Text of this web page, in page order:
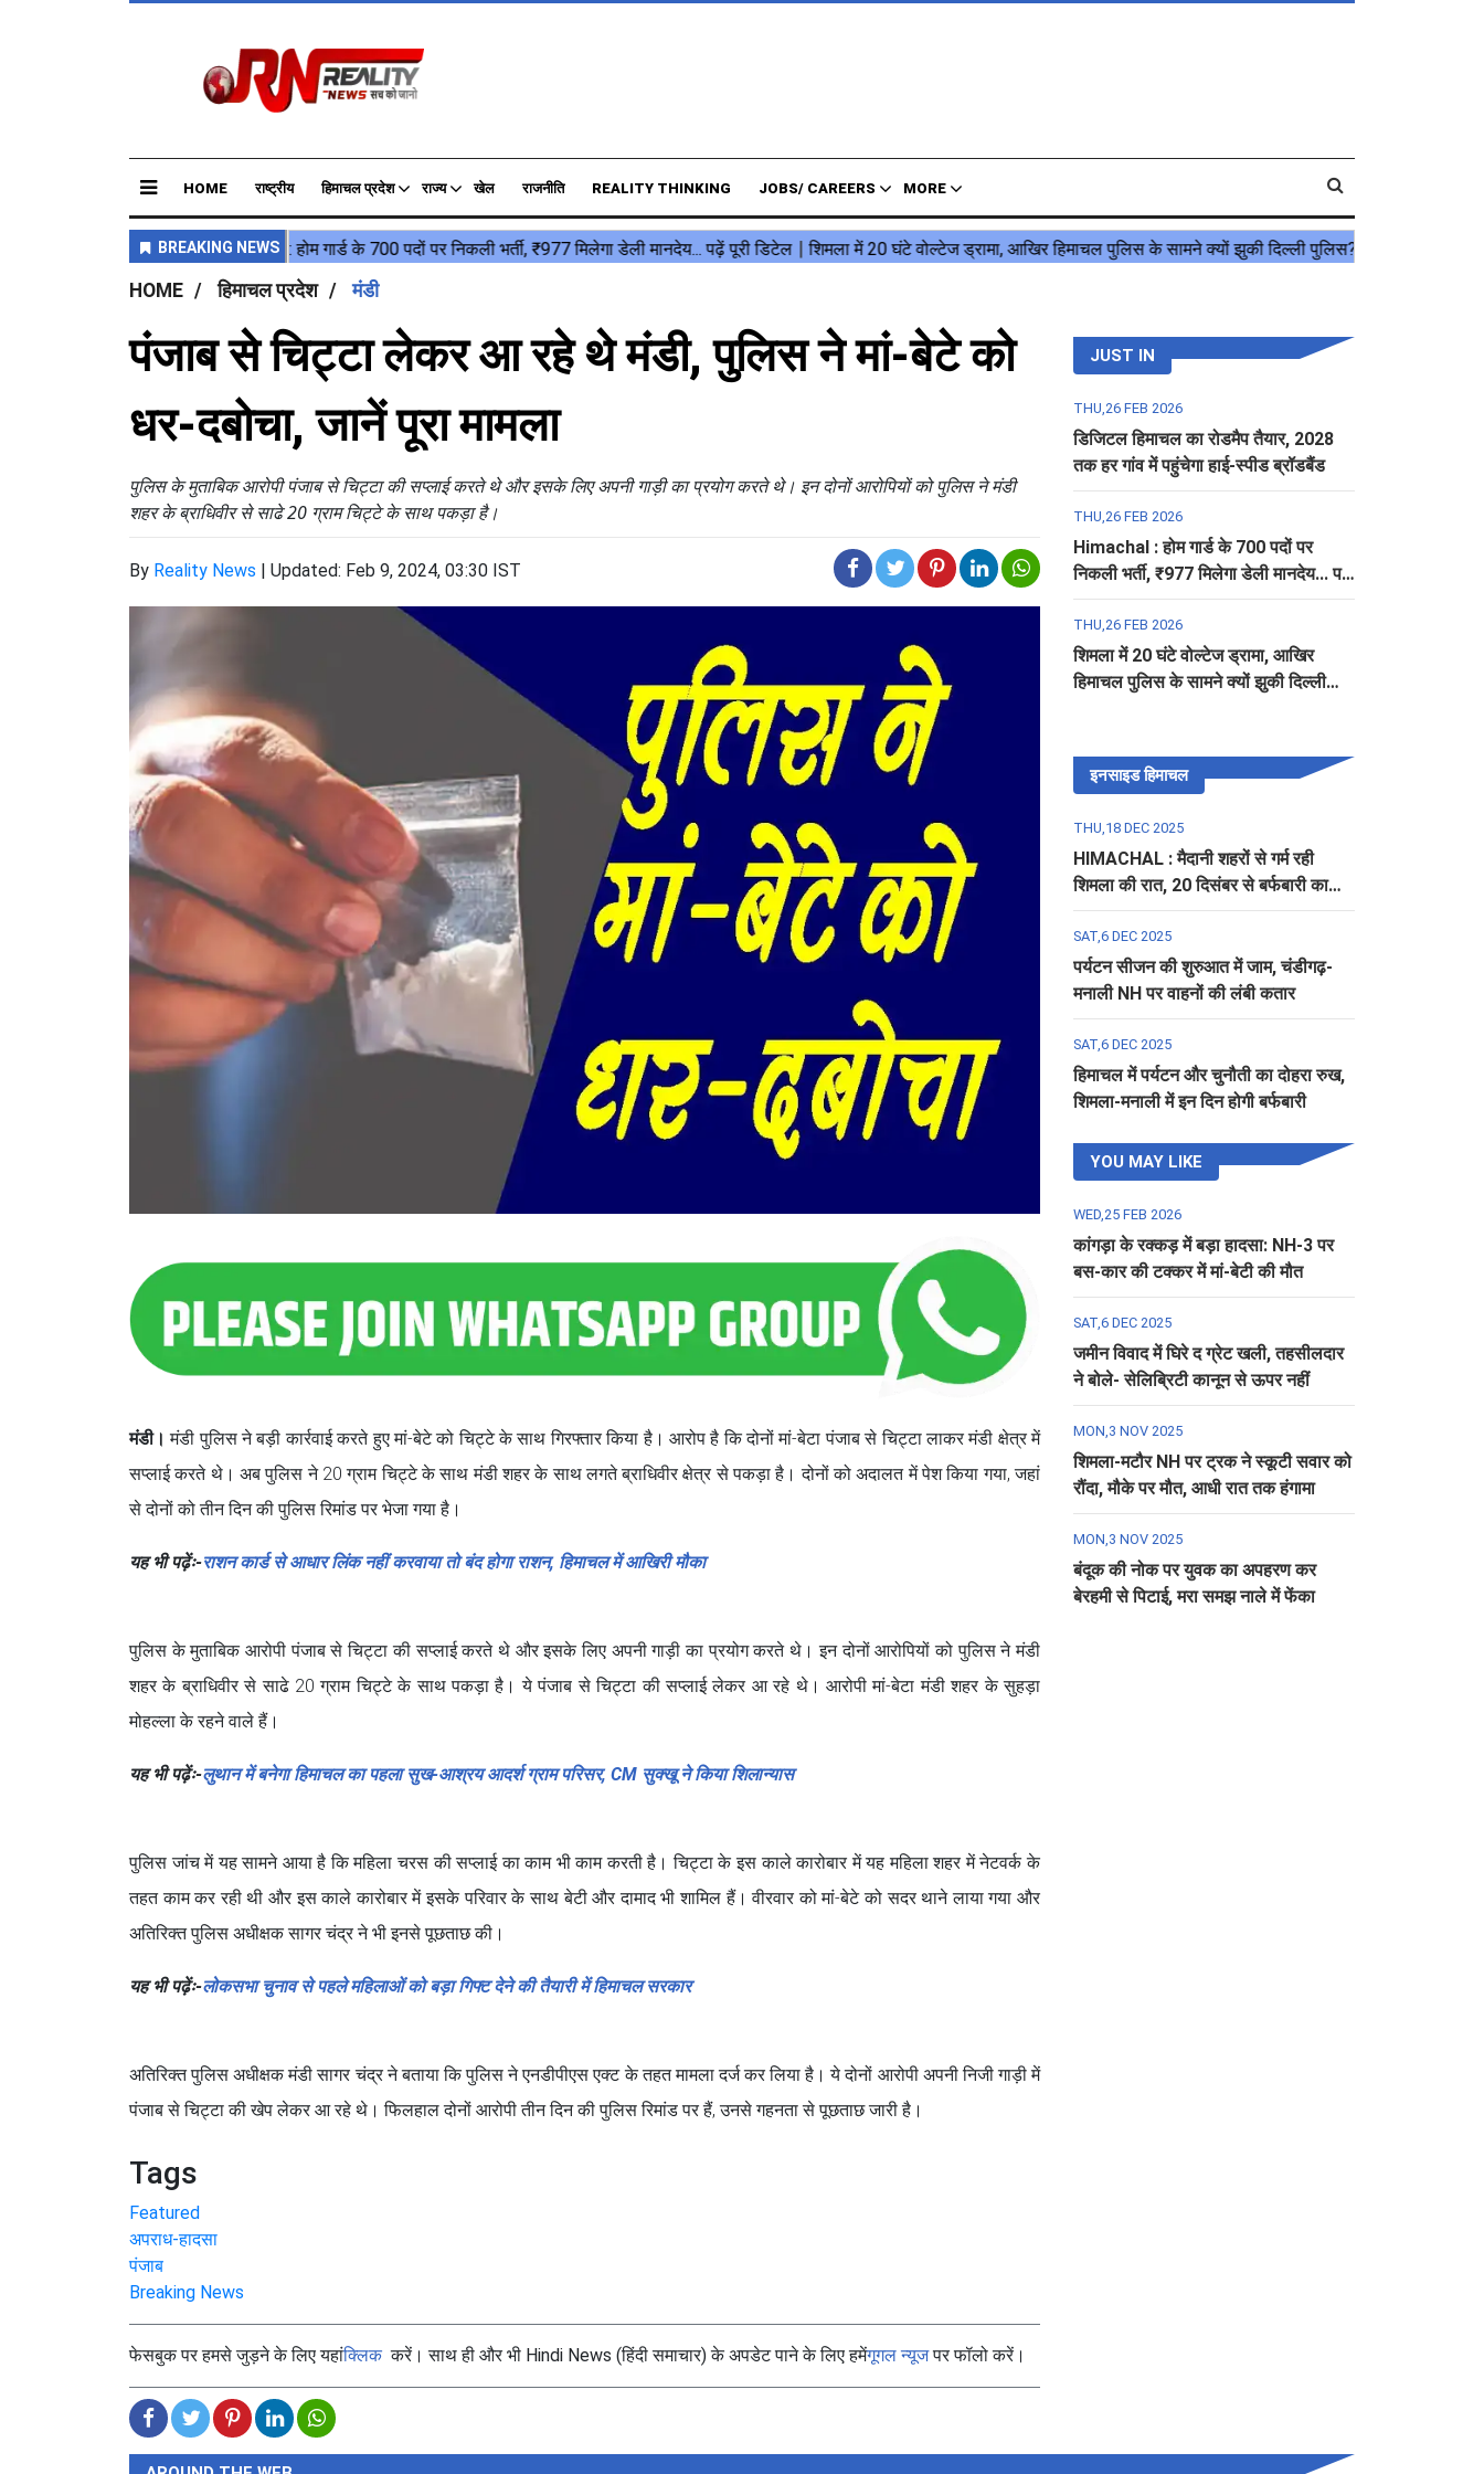
HOME राष्ट्रीय हिमाचल प्रदेश राज्य खेल राजनीति REALITY THINKING JOBS/ CAREERS MORE
HOME हिमाचल प्रदेश मंडी
पंजाब से चिट्टा लेकर आ रहे थे मंडी, पुलिस ने मां-बेटे को
धर-दबोचा, जानें पूरा मामला
पुलिस के मुताबिक आरोपी पंजाब से चिट्टा की सप्लाई करते थे और इसके लिए अपनी गाड़ी का प्रयोग करते थे। इन दोनों आरोपियों को पुलिस ने मंडी
शहर के ब्राधिवीर से साढे 20 ग्राम चिट्टे के साथ पकड़ा है।
By Reality News | Updated: Feb 9, 2024, 03:30 IST
मंडी। मंडी पुलिस ने बड़ी कार्रवाई करते हुए मां-बेटे को चिट्टे के साथ गिरफ्तार किया है। आरोप है कि दोनों मां-बेटा पंजाब से चिट्टा लाकर मंडी क्षेत्र में
सप्लाई करते थे। अब पुलिस ने 20 ग्राम चिट्टे के साथ मंडी शहर के साथ लगते ब्राधिवीर क्षेत्र से पकड़ा है। दोनों को अदालत में पेश किया गया, जहां
से दोनों को तीन दिन की पुलिस रिमांड पर भेजा गया है।
यह भी पढ़ेंः-राशन कार्ड से आधार लिंक नहीं करवाया तो बंद होगा राशन, हिमाचल में आखिरी मौका
पुलिस के मुताबिक आरोपी पंजाब से चिट्टा की सप्लाई करते थे और इसके लिए अपनी गाड़ी का प्रयोग करते थे। इन दोनों आरोपियों को पुलिस ने मंडी
शहर के ब्राधिवीर से साढे 20 ग्राम चिट्टे के साथ पकड़ा है। ये पंजाब से चिट्टा की सप्लाई लेकर आ रहे थे। आरोपी मां-बेटा मंडी शहर के सुहड़ा
मोहल्ला के रहने वाले हैं।
यह भी पढ़ेंः-लुथान में बनेगा हिमाचल का पहला सुख-आश्रय आदर्श ग्राम परिसर, CM सुक्खू ने किया शिलान्यास
पुलिस जांच में यह सामने आया है कि महिला चरस की सप्लाई का काम भी काम करती है। चिट्टा के इस काले कारोबार में यह महिला शहर में नेटवर्क के
तहत काम कर रही थी और इस काले कारोबार में इसके परिवार के साथ बेटी और दामाद भी शामिल हैं। वीरवार को मां-बेटे को सदर थाने लाया गया और
अतिरिक्त पुलिस अधीक्षक सागर चंद्र ने भी इनसे पूछताछ की।
यह भी पढ़ेंः-लोकसभा चुनाव से पहले महिलाओं को बड़ा गिफ्ट देने की तैयारी में हिमाचल सरकार
अतिरिक्त पुलिस अधीक्षक मंडी सागर चंद्र ने बताया कि पुलिस ने एनडीपीएस एक्ट के तहत मामला दर्ज कर लिया है। ये दोनों आरोपी अपनी निजी गाड़ी में
पंजाब से चिट्टा की खेप लेकर आ रहे थे। फिलहाल दोनों आरोपी तीन दिन की पुलिस रिमांड पर हैं, उनसे गहनता से पूछताछ जारी है।
Tags
Featured
अपराध-हादसा
पंजाब
Breaking News
फेसबुक पर हमसे जुड़ने के लिए यहांक्लिककरें। साथ ही और भी Hindi News (हिंदी समाचार) के अपडेट पाने के लिए हमेंगूगल न्यूजपर फॉलो करें।
JUST IN
THU,26 FEB 2026
डिजिटल हिमाचल का रोडमैप तैयार, 2028
तक हर गांव में पहुंचेगा हाई-स्पीड ब्रॉडबैंड
THU,26 FEB 2026
Himachal : होम गार्ड के 700 पदों पर
निकली भर्ती, ₹977 मिलेगा डेली मानदेय... पढ़ें
पूरी डिटेल
THU,26 FEB 2026
शिमला में 20 घंटे वोल्टेज ड्रामा, आखिर
हिमाचल पुलिस के सामने क्यों झुकी दिल्ली
इनसाइड हिमाचल
THU,18 DEC 2025
HIMACHAL : मैदानी शहरों से गर्म रही
शिमला की रात, 20 दिसंबर से बर्फबारी का
अलर्ट
SAT,6 DEC 2025
पर्यटन सीजन की शुरुआत में जाम, चंडीगढ़-
मनाली NH पर वाहनों की लंबी कतार
SAT,6 DEC 2025
हिमाचल में पर्यटन और चुनौती का दोहरा रुख,
शिमला-मनाली में इन दिन होगी बर्फबारी
YOU MAY LIKE
WED,25 FEB 2026
कांगड़ा के रक्कड़ में बड़ा हादसा: NH-3 पर
बस-कार की टक्कर में मां-बेटी की मौत
SAT,6 DEC 2025
जमीन विवाद में घिरे द ग्रेट खली, तहसीलदार
ने बोले- सेलिब्रिटी कानून से ऊपर नहीं
MON,3 NOV 2025
शिमला-मटौर NH पर ट्रक ने स्कूटी सवार को
रौंदा, मौके पर मौत, आधी रात तक हंगामा
MON,3 NOV 2025
बंदूक की नोक पर युवक का अपहरण कर
बेरहमी से पिटाई, मरा समझ नाले में फेंका